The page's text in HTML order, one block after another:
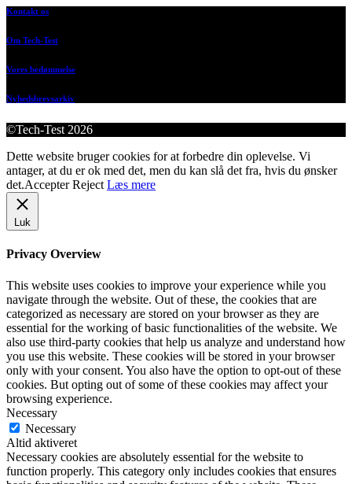
Kontakt os
Om Tech-Test
Vores bedømmelse
Nyhedsbrevsarkiv
©Tech-Test 2026
Dette website bruger cookies for at forbedre din oplevelse. Vi
antager, at du er ok med det, men du kan slå det fra, hvis du ønsker
det.Accepter Reject Læs mere
Luk
Privacy Overview
This website uses cookies to improve your experience while you
navigate through the website. Out of these, the cookies that are
categorized as necessary are stored on your browser as they are
essential for the working of basic functionalities of the website. We
also use third-party cookies that help us analyze and understand how
you use this website. These cookies will be stored in your browser
only with your consent. You also have the option to opt-out of these
cookies. But opting out of some of these cookies may affect your
browsing experience.
Necessary
Necessary
Altid aktiveret
Necessary cookies are absolutely essential for the website to
function properly. This category only includes cookies that ensures